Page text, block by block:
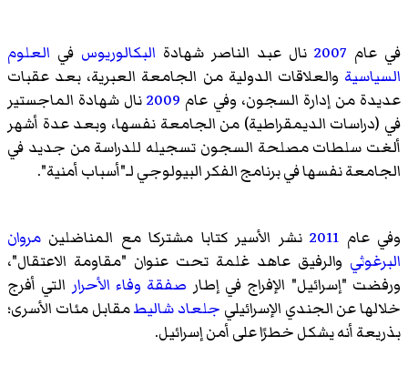
في عام 2007 نال عبد الناصر شهادة البكالوريوس في العلوم
السياسية والعلاقات الدولية من الجامعة العبرية، بعد عقبات
عديدة من إدارة السجون، وفي عام 2009نال شهادة الماجستير
في (دراسات الديمقراطية) من الجامعة نفسها، وبعد عدة أشهر
ألغت سلطات مصلحة السجون تسجيله للدراسة من جديد في
الجامعة نفسها في برنامج الفكر البيولوجي لـ"أسباب أمنية".
وفي عام 2011نشر الأسير كتابا مشتركا مع المناضلين مروان
البرغوثي والرفيق عاهد غلمة تحت عنوان "مقاومة الاعتقال"،
ورفضت "إسرائيل" الإفراج في إطار صفقة وفاء الأحرار التي أفرج
خلالها عن الجندي الإسرائيلي جلعاد شاليطمقابل مئات الأسرى؛
بذريعة أنه يشكل خطرًا على أمن إسرائيل.